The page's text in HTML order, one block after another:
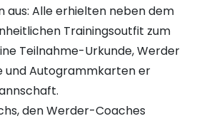
aus: Alle erhielten neben dem
Trainingsoutfit zum
Teilnahme-Urkunde, Werder
und Autogrammkarten er
den Werder-Coaches